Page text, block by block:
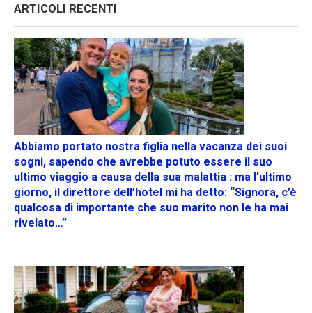
ARTICOLI RECENTI
Abbiamo portato nostra figlia nella vacanza dei suoi
sogni, sapendo che avrebbe potuto essere il suo
ultimo viaggio a causa della sua malattia : ma l’ultimo
giorno, il direttore dell’hotel mi ha detto: “Signora, c’è
qualcosa di importante che suo marito non le ha mai
rivelato…”